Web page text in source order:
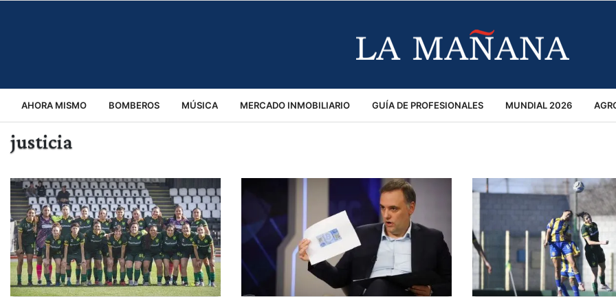
AHORA MISMO BOMBEROS MÚSICA MERCADO INMOBILIARIO GUÍA DE PROFESIONALES MUNDIAL 2026
REGIONALES
justicia